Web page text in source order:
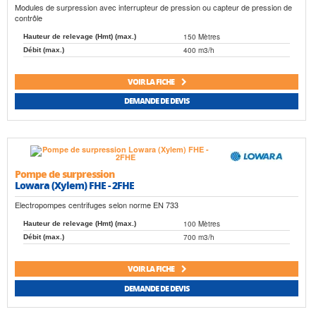
Modules de surpression avec interrupteur de pression ou capteur de pression de
contrôle
Hauteur de relevage (Hmt) (max.) 150 Mètres
Débit (max.) 400 m3/h
VOIR LA FICHE
DEMANDE DE DEVIS
Pompe de surpression
Lowara (Xylem) FHE - 2FHE
Electropompes centrifuges selon norme EN 733
Hauteur de relevage (Hmt) (max.) 100 Mètres
Débit (max.) 700 m3/h
VOIR LA FICHE
DEMANDE DE DEVIS